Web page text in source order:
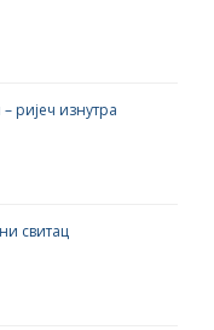
ријеч изнутра
свитац